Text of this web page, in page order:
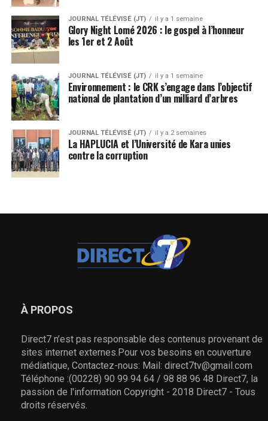
JOURNAL TÉLÉVISÉ (JT) il y a 1 semaine
Glory Night Lomé 2026 : le gospel à l’honneur
les 1er et 2 Août
JOURNAL TÉLÉVISÉ (JT) il y a 1 semaine
Environnement : le CRK s’engage dans l’objectif
national de plantation d’un milliard d’arbres
JOURNAL TÉLÉVISÉ (JT) il y a 2 semaines
La HAPLUCIA et l’Université de Kara unies
contre la corruption
À PROPOS
Direct7 n’est pas responsable des contenus provenant de
sites internet externes.Pour vos besoins en couverture
médiatique, Contactez-nous: Mail: direct7tv@gmail.com
Téléphone :(00228) 90 99 94 64 / 98 88 96 48 Direct7, la
passion de l'information Copyright - 2018 Direct7 - Tous
droits réservés.